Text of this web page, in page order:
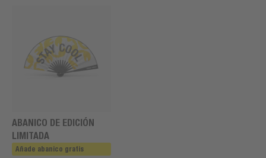
ABANICO DE EDICIÓN
LIMITADA
Añade abanico gratis